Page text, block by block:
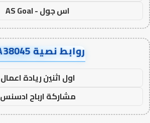
اس جول - AS Goal
روابط نصية AA38045
اول اثنين ريادة اعمال
مشاركة ارباح ادسنس